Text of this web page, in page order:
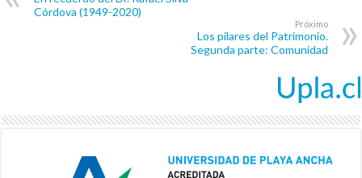
Córdova (1949-2020)
Próximo
Los pilares del Patrimonio.
Segunda parte: Comunidad